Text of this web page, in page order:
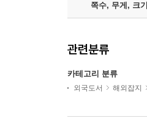
쪽수, 무게, 크기
관련분류
카테고리 분류
외국도서 해외잡지